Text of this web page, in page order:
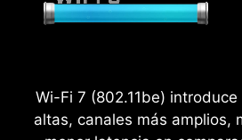
Wi-Fi 7 (802.11be)
altas, canales más amplios,